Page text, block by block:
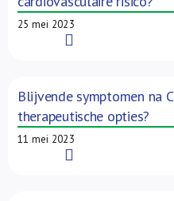
25 mei 2023
Blijvende symptomen na
therapeutische opties?
11 mei 2023